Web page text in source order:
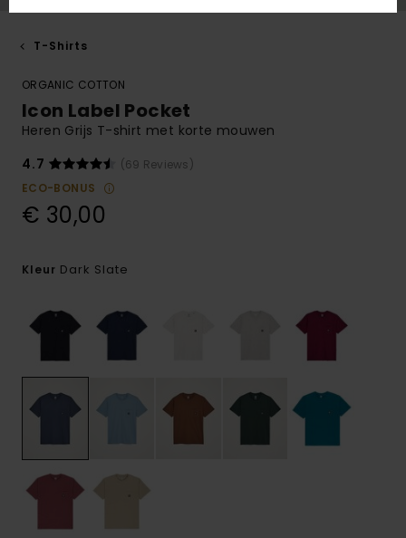
T-Shirts
ORGANIC COTTON
Icon Label Pocket
Heren Grijs T-shirt met korte mouwen
4.7
(69 Reviews)
ECO-BONUS
€ 30,00
Kleur Dark Slate